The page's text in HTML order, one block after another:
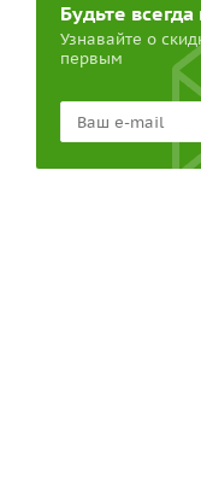
Будьте всегда
Узнавайте о
первым